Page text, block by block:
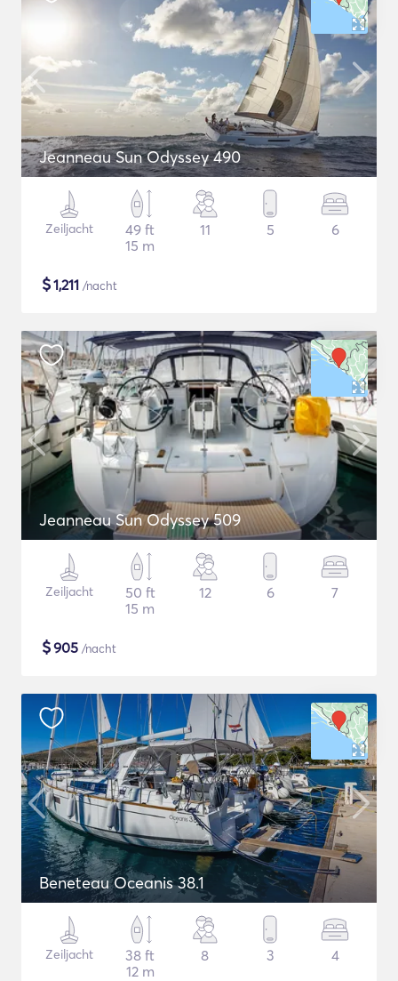
Jeanneau Sun Odyssey 490
Zeiljacht
49 ft
15 m
11 5 6
$1,211 /nacht
Jeanneau Sun Odyssey 509
Zeiljacht
50 ft
15 m
12 6 7
$905 /nacht
Beneteau Oceanis 38.1
Zeiljacht
38 ft
12 m
8 3 4